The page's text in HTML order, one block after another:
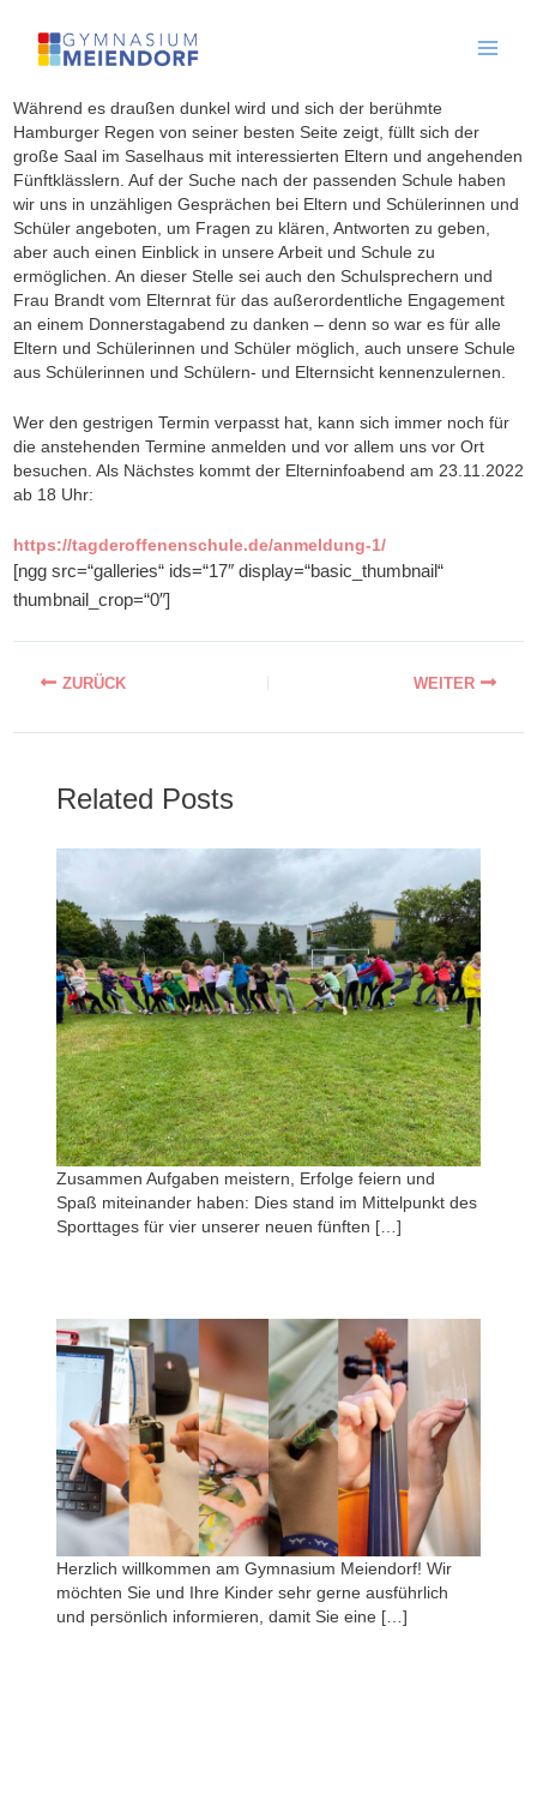
content
Während es draußen dunkel wird und sich der berühmte
Hamburger Regen von seiner besten Seite zeigt, füllt sich der
große Saal im Saselhaus mit interessierten Eltern und angehenden
Fünftklässlern. Auf der Suche nach der passenden Schule haben
wir uns in unzähligen Gesprächen bei Eltern und Schülerinnen und
Schüler angeboten, um Fragen zu klären, Antworten zu geben,
aber auch einen Einblick in unsere Arbeit und Schule zu
ermöglichen. An dieser Stelle sei auch den Schulsprechern und
Frau Brandt vom Elternrat für das außerordentliche Engagement
an einem Donnerstagabend zu danken – denn so war es für alle
Eltern und Schülerinnen und Schüler möglich, auch unsere Schule
aus Schülerinnen und Schülern- und Elternsicht kennenzulernen.
Wer den gestrigen Termin verpasst hat, kann sich immer noch für
die anstehenden Termine anmelden und vor allem uns vor Ort
besuchen. Als Nächstes kommt der Elterninfoabend am 23.11.2022
ab 18 Uhr:
https://tagderoffenenschule.de/anmeldung-1/
[ngg src=“galleries“ ids=“17″ display=“basic_thumbnail“
thumbnail_crop=“0″]
Related Posts
Zusammen Aufgaben meistern, Erfolge feiern und
Spaß miteinander haben: Dies stand im Mittelpunkt des
Sporttages für vier unserer neuen fünften […]
Herzlich willkommen am Gymnasium Meiendorf! Wir
möchten Sie und Ihre Kinder sehr gerne ausführlich
und persönlich informieren, damit Sie eine […]